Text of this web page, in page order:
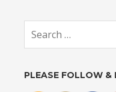
PLEASE FOLLOW &